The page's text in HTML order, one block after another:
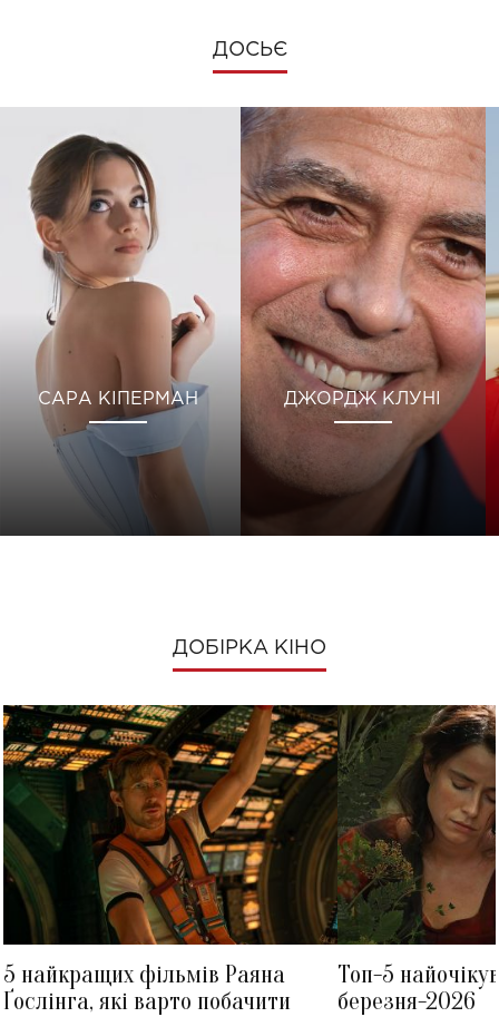
ДОСЬЄ
САРА КІПЕРМАН ДЖОРДЖ КЛУНІ
ДОБІРКА КІНО
5 найкращих фільмів Раяна
Ґослінга, які варто побачити
Топ-5
березня-2026